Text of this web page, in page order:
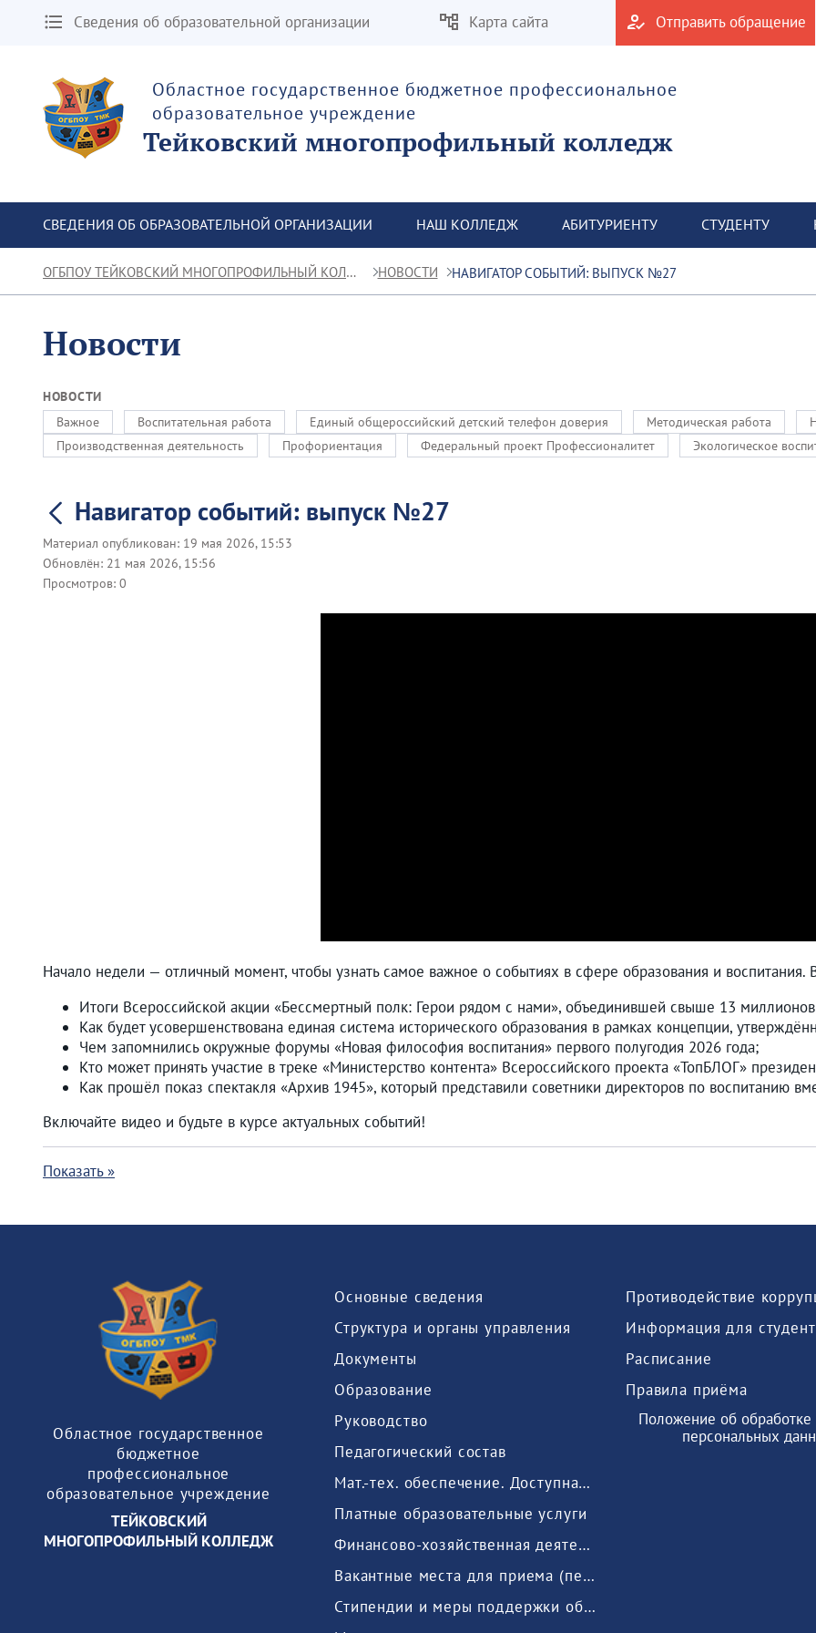
Сведения об образовательной организации Карта сайта Отправить обращение
Областное государственное бюджетное профессиональное
образовательное учреждение
Тейковский многопрофильный колледж
СВЕДЕНИЯ ОБ ОБРАЗОВАТЕЛЬНОЙ ОРГАНИЗАЦИИ НАШ КОЛЛЕДЖ АБИТУРИЕНТУ СТУДЕНТУ
ОГБПОУ ТЕЙКОВСКИЙ МНОГОПРОФИЛЬНЫЙ КОЛЛЕДЖ НОВОСТИ НАВИГАТОР СОБЫТИЙ: ВЫПУСК №27
Новости
НОВОСТИ
Важное
Воспитательная работа Единый общероссийский детский телефон доверия Методическая работа
Производственная деятельность
Профориентация Федеральный проект Профессионалитет Экологическое
Навигатор событий: выпуск №27
Материал опубликован: 19 мая 2026, 15:53
Обновлён: 21 мая 2026, 15:56
Просмотров: 0
Начало недели — отличный момент, чтобы узнать самое важное о событиях в сфере образования и
Итоги Всероссийской акции «Бессмертный полк: Герои рядом с нами», объединившей свыше 13 миллионов
Как будет усовершенствована единая система исторического образования в рамках концепции,
Чем запомнились окружные форумы «Новая философия воспитания» первого полугодия 2026 года;
Кто может принять участие в треке «Министерство контента» Всероссийского проекта «ТопБЛОГ»
Как прошёл показ спектакля «Архив 1945», который представили советники директоров по воспитанию
Включайте видео и будьте в курсе актуальных событий!
Показать »
Областное государственное
бюджетное
профессиональное
образовательное учреждение
ТЕЙКОВСКИЙ
МНОГОПРОФИЛЬНЫЙ КОЛЛЕДЖ
Основные сведения
Структура и органы управления
Документы
Образование
Руководство
Педагогический состав
Мат.-тех. обеспечение. Доступная среда
Платные образовательные услуги
Финансово-хозяйственная деятельность
Вакантные места для приема (перевода) обучающихся
Стипендии и меры поддержки обучающихся
Противодействие
Информация для
Расписание
Правила приёма
Положение об
персональных